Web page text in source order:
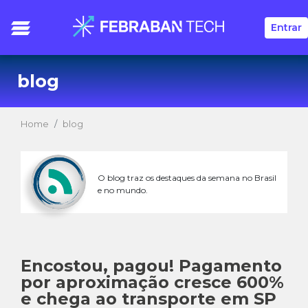
Entrar
blog
Home blog
O blog traz os destaques da semana no Brasil
e no mundo.
Encostou, pagou! Pagamento
por aproximação cresce 600%
e chega ao transporte em SP